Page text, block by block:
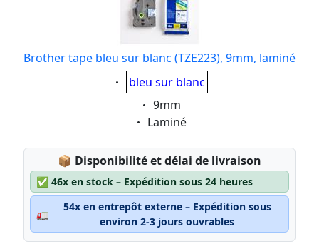
Brother tape bleu sur blanc (TZE223), 9mm, laminé
Eigenschaft:
bleu sur blanc
Eigenschaft:
9mm
Eigenschaft:
Laminé
📦 Lagerstatus:
Disponibilité et délai de livraison
✅ 46x en stock – Expédition sous 24 heures
🚛
54x en entrepôt externe – Expédition sous
environ 2-3 jours ouvrables